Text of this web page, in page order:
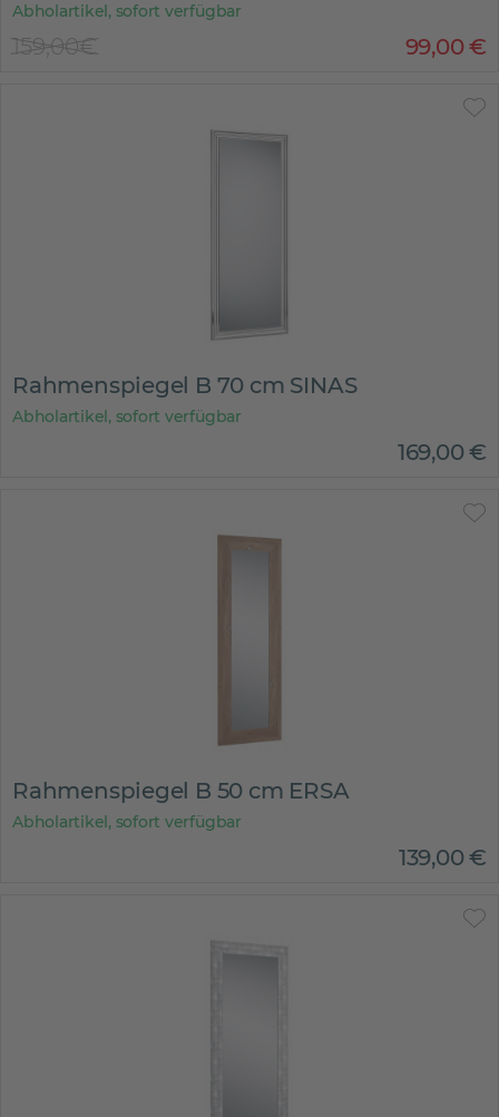
Abholartikel, sofort verfügbar
99,00€
159,00€
Rahmenspiegel B 70 cm SINAS
Abholartikel, sofort verfügbar
169,00€
Rahmenspiegel B 50 cm ERSA
Abholartikel, sofort verfügbar
139,00€